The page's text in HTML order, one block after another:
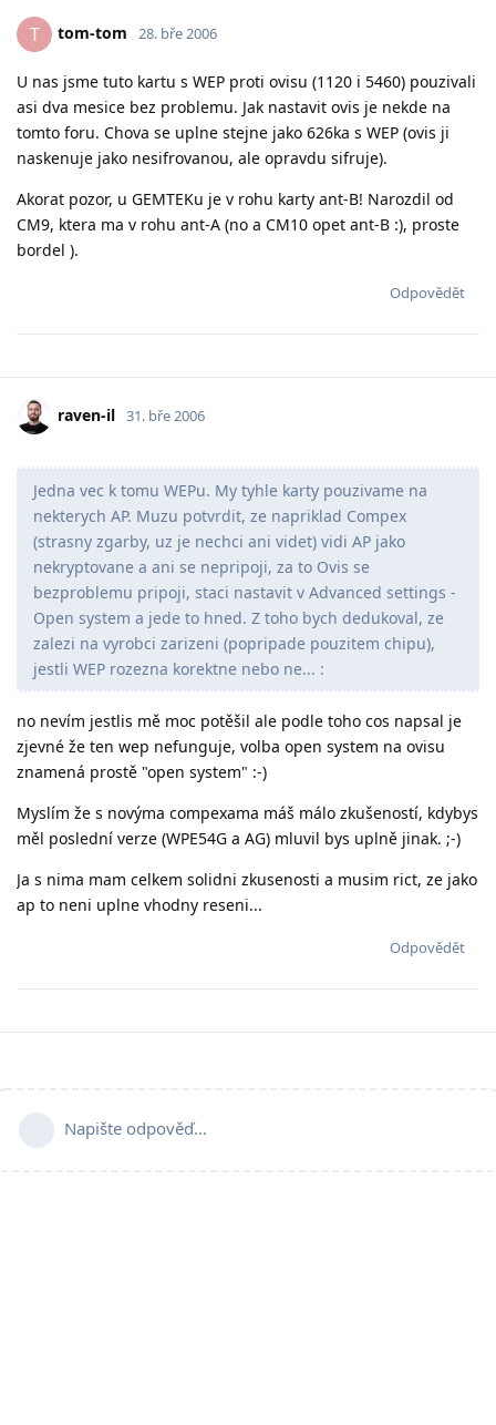
T tom-tom 28. bře 2006
U nas jsme tuto kartu s WEP proti ovisu (1120 i 5460) pouzivali
asi dva mesice bez problemu. Jak nastavit ovis je nekde na
tomto foru. Chova se uplne stejne jako 626ka s WEP (ovis ji
naskenuje jako nesifrovanou, ale opravdu sifruje).
Akorat pozor, u GEMTEKu je v rohu karty ant-B! Narozdil od
CM9, ktera ma v rohu ant-A (no a CM10 opet ant-B :), proste
bordel ).
Odpovědět
raven-il 31. bře 2006
Jedna vec k tomu WEPu. My tyhle karty pouzivame na
nekterych AP. Muzu potvrdit, ze napriklad Compex
(strasny zgarby, uz je nechci ani videt) vidi AP jako
nekryptovane a ani se nepripoji, za to Ovis se
bezproblemu pripoji, staci nastavit v Advanced settings -
Open system a jede to hned. Z toho bych dedukoval, ze
zalezi na vyrobci zarizeni (popripade pouzitem chipu),
jestli WEP rozezna korektne nebo ne... :
no nevím jestlis mě moc potěšil ale podle toho cos napsal je
zjevné že ten wep nefunguje, volba open system na ovisu
znamená prostě "open system" :-)
Myslím že s novýma compexama máš málo zkušeností, kdybys
měl poslední verze (WPE54G a AG) mluvil bys uplně jinak. ;-)
Ja s nima mam celkem solidni zkusenosti a musim rict, ze jako
ap to neni uplne vhodny reseni...
Odpovědět
Napište odpověď…